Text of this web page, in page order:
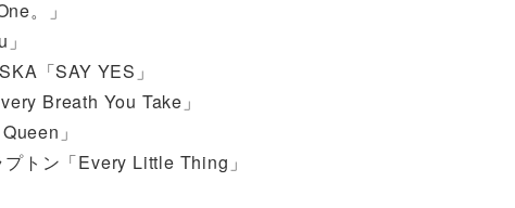
。」
「SAY YES」
Breath You Take」
」
トン「Every Little Thing」